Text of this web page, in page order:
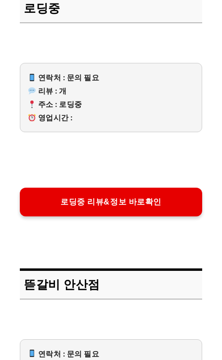
로딩중
연락처 : 문의 필요
리뷰 : 개
주소 : 로딩중
영업시간 :
로딩중 리뷰&정보 바로확인
뜯갈비 안산점
연락처 : 문의 필요